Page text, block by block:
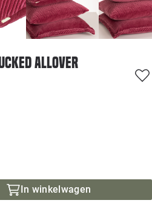
allover
In winkelwagen